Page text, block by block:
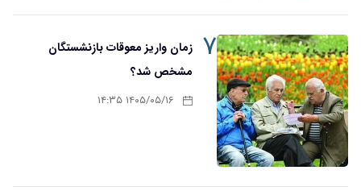
۷ زمان واریز معوقات بازنشستگان
مشخص شد؟
۱۴۰۵/۰۵/۱۶ ۱۴:۳۵